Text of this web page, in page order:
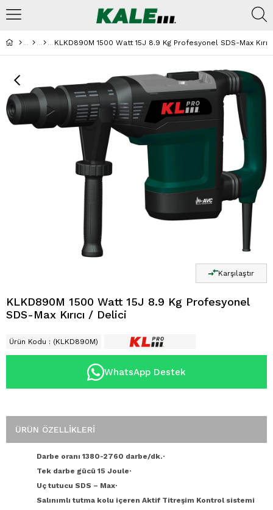
KLKD890M 1500 Watt 15J 8.9 Kg Profesyonel SDS-Max
Karşılaştır
KLKD890M 1500 Watt 15J 8.9 Kg Profesyonel
SDS-Max Kırıcı / Delici
Ürün Kodu (KLKD890M)
WhatsApp Destek
ÜRÜN ÖZELLIKLERI
Darbe oranı 1380-2760 darbe/dk.·
Tek darbe gücü 15 Joule·
Uç tutucu SDS – Max·
Salınımlı tutma kolu içeren Aktif Titreşim Kontrol sistemi